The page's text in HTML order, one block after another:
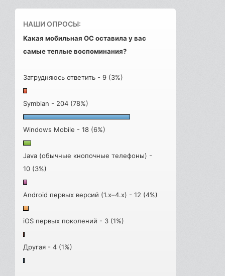
НАШИ ОПРОСЫ:
Какая мобильная ОС оставила у вас
самые теплые воспоминания?
Затрудняюсь ответить - 9 (3%)
Symbian - 204 (78%)
Windows Mobile - 18 (6%)
Java (обычные кнопочные телефоны) -
10 (3%)
Android первых версий (1.x–4.x) - 12 (4%)
iOS первых поколений - 3 (1%)
Другая - 4 (1%)